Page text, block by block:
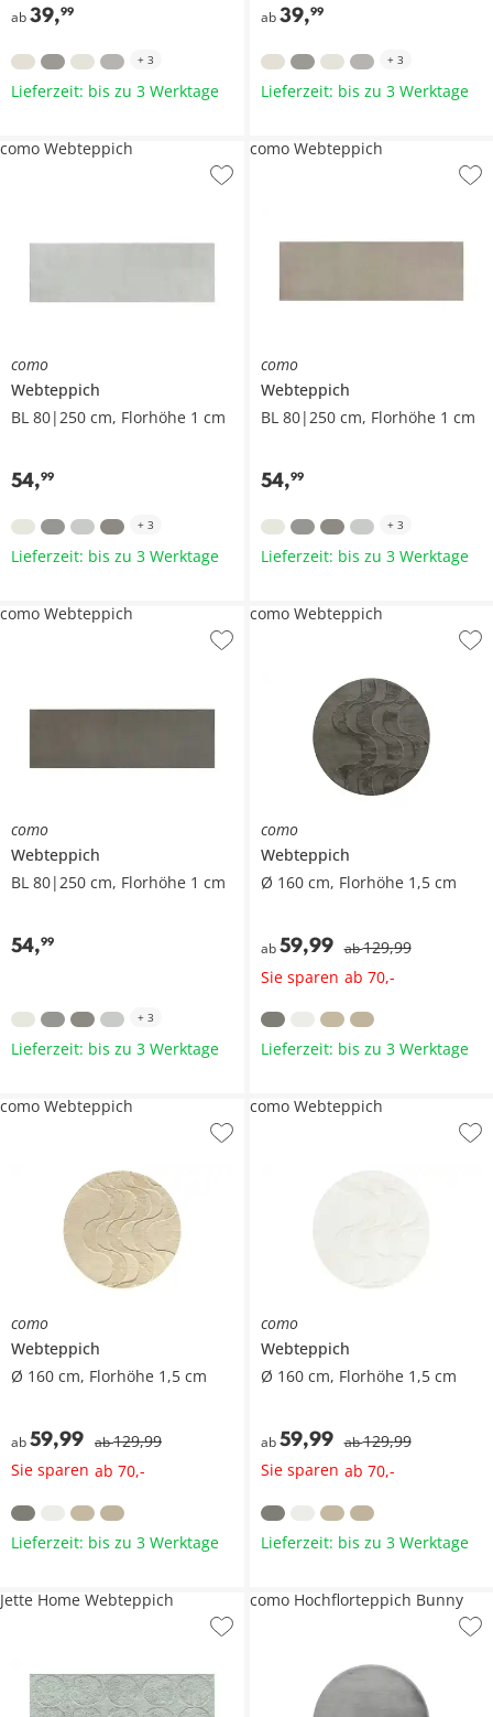
ab39,99
+ 3
Lieferzeit: bis zu 3 Werktage
ab 39,99
+ 3
Lieferzeit: bis zu 3 Werktage
como
Webteppich
BL 80|250 cm, Florhöhe 1 cm
54,99
como Webteppich
+ 3
Lieferzeit: bis zu 3 Werktage
como
Webteppich
BL 80|250 cm, Florhöhe 1 cm
54,99
como Webteppich
+ 3
Lieferzeit: bis zu 3 Werktage
como
Webteppich
BL 80|250 cm, Florhöhe 1 cm
54,99
como Webteppich
+ 3
Lieferzeit: bis zu 3 Werktage
como
Webteppich
Ø 160 cm, Florhöhe 1,5 cm
ab 59,99 ab129,99
Sie sparen ab 70,-
como Webteppich
Lieferzeit: bis zu 3 Werktage
como
Webteppich
Ø 160 cm, Florhöhe 1,5 cm
ab59,99 ab129,99
Sie sparen ab 70,-
como Webteppich
Lieferzeit: bis zu 3 Werktage
como
Webteppich
Ø 160 cm, Florhöhe 1,5 cm
ab 59,99 ab129,99
Sie sparen ab 70,-
como Webteppich
Lieferzeit: bis zu 3 Werktage
Jette Home Webteppich como Hochflorteppich Bunny